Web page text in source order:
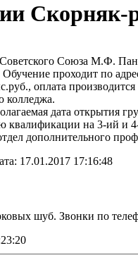
Союза М.Ф.
проходит по
оплата
колледжа.
дата открытия
на 3-ий и
дополнительного
17.01.2017 17:16:48
шуб. Звонки по